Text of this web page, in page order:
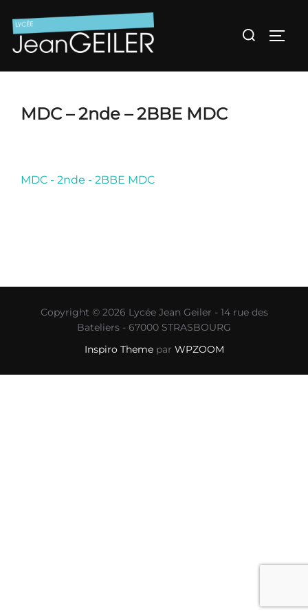
au
contenu
Rechercher :
MDC – 2nde – 2BBE MDC
MDC - 2nde - 2BBE MDC
Copyright © 2026 Lycée Jean Geiler - 14 rue des
Bateliers - 67000 STRASBOURG
Inspiro Themepar WPZOOM